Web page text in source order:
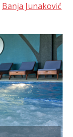
Banja Junaković